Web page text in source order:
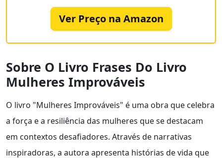
Ver Preço na Amazon
Sobre O Livro Frases Do Livro
Mulheres Improváveis
O livro "Mulheres Improváveis" é uma obra que celebra
a força e a resiliência das mulheres que se destacam
em contextos desafiadores. Através de narrativas
inspiradoras, a autora apresenta histórias de vida que